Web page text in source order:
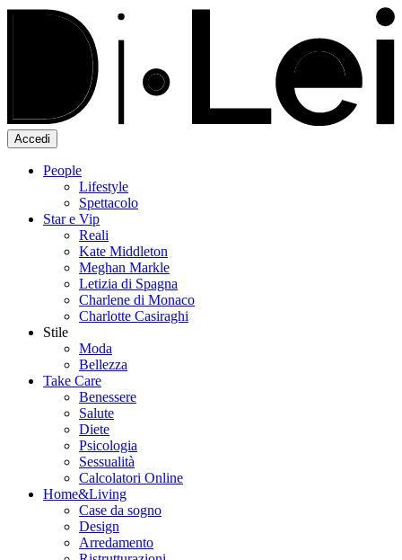
Accedi
People
Lifestyle
Spettacolo
Star e Vip
Reali
Kate Middleton
Meghan Markle
Letizia di Spagna
Charlene di Monaco
Charlotte Casiraghi
Stile
Moda
Bellezza
Take Care
Benessere
Salute
Diete
Psicologia
Sessualità
Calcolatori Online
Home&Living
Case da sogno
Design
Arredamento